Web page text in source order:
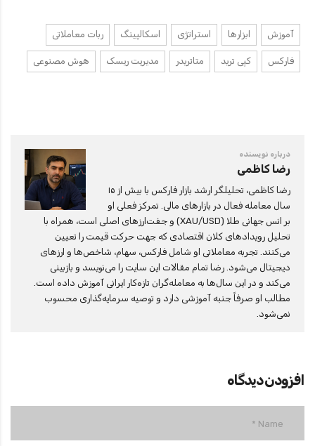
آموزش ابزارها استراتژی اسکالپینگ ربات معاملاتی
فارکس کپی ترید متاتریدر مدیریت ریسک هوش مصنوعی
درباره نویسنده
رضا کاظمی
رضا کاظمی، تحلیلگر ارشد بازار فارکس با بیش از ۱۵
سال معامله فعال در بازارهای مالی. تمرکز فعلی او
بر انس جهانی طلا (XAU/USD) و جفت‌ارزهای اصلی است، همراه با
تحلیل رویدادهای کلان اقتصادی که جهت حرکت قیمت را تعیین
می‌کنند. تجربه معاملاتی او شامل فارکس، سهام، شاخص‌ها و ارزهای
دیجیتال می‌شود. رضا تمام مقالات این سایت را می‌نویسد و بازبینی
می‌کند و در این سال‌ها به معامله‌گران تازه‌کار ایرانی آموزش داده است.
مطالب او صرفاً جنبه آموزشی دارد و توصیه سرمایه‌گذاری محسوب
نمی‌شود.
افزودن دیدگاه